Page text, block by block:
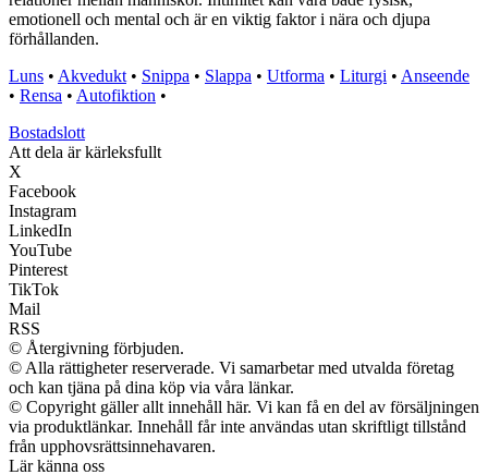
emotionell och mental och är en viktig faktor i nära och djupa
förhållanden.
Luns • Akvedukt • Snippa • Slappa • Utforma • Liturgi • Anseende
• Rensa • Autofiktion •
Bostadslott
Att dela är kärleksfullt
X
Facebook
Instagram
LinkedIn
YouTube
Pinterest
TikTok
Mail
RSS
© Återgivning förbjuden.
© Alla rättigheter reserverade. Vi samarbetar med utvalda företag
och kan tjäna på dina köp via våra länkar.
© Copyright gäller allt innehåll här. Vi kan få en del av försäljningen
via produktlänkar. Innehåll får inte användas utan skriftligt tillstånd
från upphovsrättsinnehavaren.
Lär känna oss